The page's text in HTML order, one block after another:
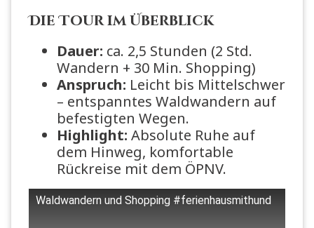
Die Tour im Überblick
Dauer: ca. 2,5 Stunden (2 Std.
Wandern + 30 Min. Shopping)
Anspruch: Leicht bis Mittelschwer
– entspanntes Waldwandern auf
befestigten Wegen.
Highlight: Absolute Ruhe auf
dem Hinweg, komfortable
Rückreise mit dem ÖPNV.
Waldwandern und Shopping #ferienhausmithund